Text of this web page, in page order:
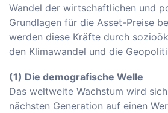
Wandel der wirtschaftlichen und
Grundlagen für die Asset-Preise
werden diese Kräfte durch
den Klimawandel und die
(1) Die demografische Welle
Das weltweite Wachstum wird
nächsten Generation auf einen